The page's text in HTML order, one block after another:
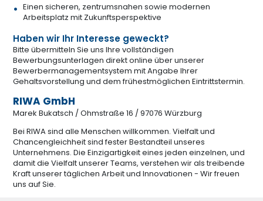
Einen sicheren, zentrumsnahen sowie modernen
Arbeitsplatz mit Zukunftsperspektive
Haben wir Ihr Interesse geweckt?
Bitte übermitteln Sie uns Ihre vollständigen
Bewerbungsunterlagen direkt online über unserer
Bewerbermanagementsystem mit Angabe Ihrer
Gehaltsvorstellung und dem frühestmöglichen Eintrittstermin.
RIWA GmbH
Marek Bukatsch / Ohmstraße 16 / 97076 Würzburg
Bei RIWA sind alle Menschen willkommen. Vielfalt und
Chancengleichheit sind fester Bestandteil unseres
Unternehmens. Die Einzigartigkeit eines jeden einzelnen, und
damit die Vielfalt unserer Teams, verstehen wir als treibende
Kraft unserer täglichen Arbeit und Innovationen - Wir freuen
uns auf Sie.